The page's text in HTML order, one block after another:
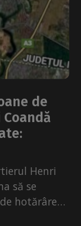
de
Henri
să se
hotărâre